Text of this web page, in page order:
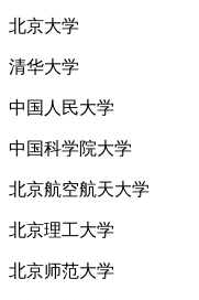
北京大学
清华大学
中国人民大学
中国科学院大学
北京航空航天大学
北京理工大学
北京师范大学